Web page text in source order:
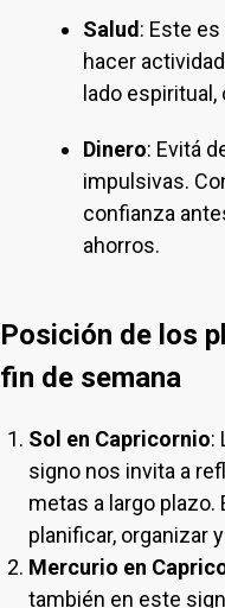
Salud : Este
hacer
lado
Dinero: Evitá
impulsivas.
confianza
ahorros.
Posición de los
fin de semana
Sol en Capricornio:
signo nos invita a
metas a largo plazo.
planificar, organizar
Mercurio en
también en este